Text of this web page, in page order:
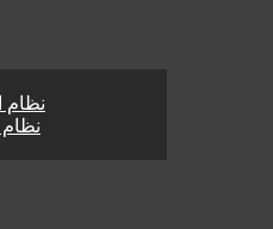
نظام
نظام